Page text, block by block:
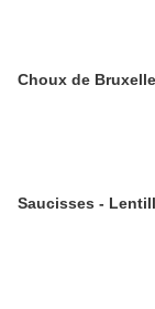
Choux de
Saucisses -